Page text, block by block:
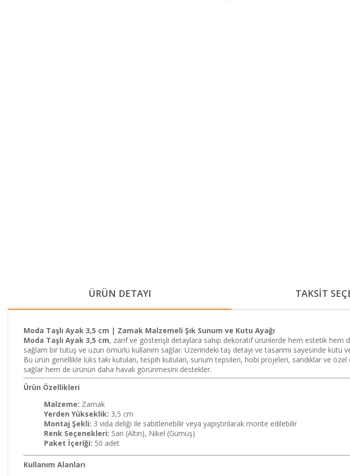
ÜRÜN DETAYI TAKSİT
Moda Taşlı Ayak 3,5 cm | Zamak Malzemeli Şık Sunum ve Kutu Ayağı
Moda Taşlı Ayak 3,5 cm, zarif ve gösterişli detaylara sahip dekoratif ürünlerde hem estetik hem
sağlam bir tutuş ve uzun ömürlü kullanım sağlar. Üzerindeki taş detayı ve tasarımı sayesinde kutu
Bu ürün genellikle lüks takı kutuları, tespih kutuları, sunum tepsileri, hobi projeleri, sandıklar ve
sağlar hem de ürünün daha havalı görünmesini destekler.
Ürün Özellikleri
Malzeme: Zamak
Yerden Yükseklik: 3,5 cm
Montaj Şekli: 3 vida deliği ile sabitlenebilir veya yapıştırılarak monte edilebilir
Renk Seçenekleri: Sarı (Altın), Nikel (Gümüş)
Paket İçeriği: 50 adet
Kullanım Alanları